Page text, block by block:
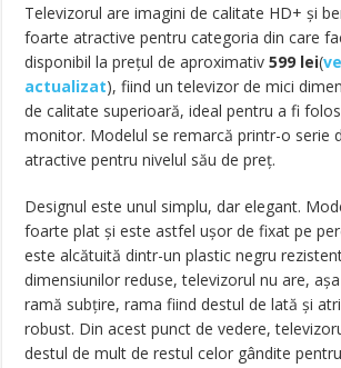
Televizorul are imagini de calitate HD+ și
foarte atractive pentru categoria din care
disponibil la prețul de aproximativ599 lei(
actualizat), fiind un televizor de mici
de calitate superioară, ideal pentru a fi
monitor. Modelul se remarcă printr-o serie
atractive pentru nivelul său de preț.
Designul este unul simplu, dar elegant.
foarte plat și este astfel ușor de fixat pe
este alcătuită dintr-un plastic negru
dimensiunilor reduse, televizorul nu are,
ramă subțire, rama fiind destul de lată și
robust. Din acest punct de vedere,
destul de mult de restul celor gândite